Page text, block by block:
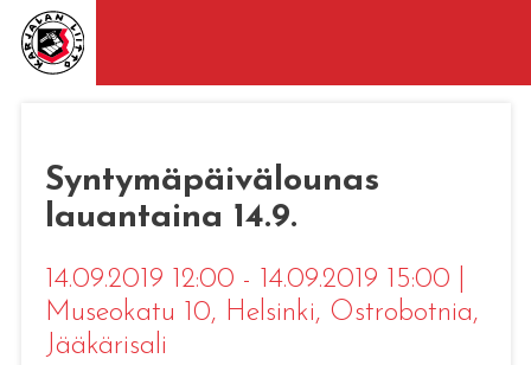
Syntymäpäivälounas
lauantaina 14.9.
14.09.2019 12:00 - 14.09.2019 15:00
Museokatu 10, Helsinki, Ostrobotnia,
Jääkärisali